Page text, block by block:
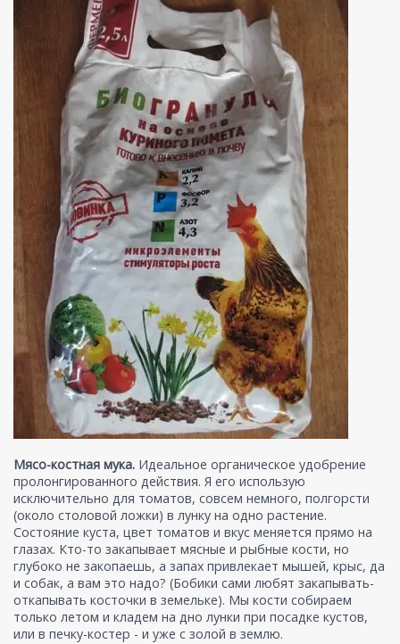
Мясо-костная мука. Идеальное органическое удобрение
пролонгированного действия. Я его использую
исключительно для томатов, совсем немного, полгорсти
(около столовой ложки) в лунку на одно растение.
Состояние куста, цвет томатов и вкус меняется прямо на
глазах. Кто-то закапывает мясные и рыбные кости, но
глубоко не закопаешь, а запах привлекает мышей, крыс, да
и собак, а вам это надо? (Бобики сами любят закапывать-
откапывать косточки в земельке). Мы кости собираем
только летом и кладем на дно лунки при посадке кустов,
или в печку-костер - и уже с золой в землю.